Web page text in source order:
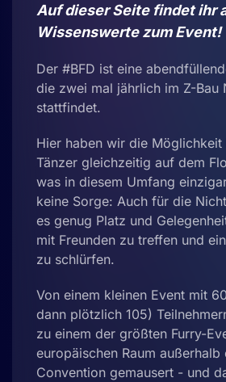
Auf dieser Seite findet ihr
Wissenswerte zum Event!
Der #BFD ist eine
die zwei mal jährlich im Z-Bau
stattfindet.
Hier haben wir die
Tänzer gleichzeitig auf dem
was in diesem Umfang
keine Sorge: Auch für die
es genug Platz und
mit Freunden zu treffen und
zu schlürfen.
Von einem kleinen Event mit
dann plötzlich 105)
zu einem der größten Furry-
europäischen Raum außerhalb
Convention gemausert - und